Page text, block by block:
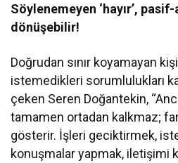
Söylenemeyen ‘hayır’,
dönüşebilir!
Doğrudan sınır koyamayan
istemedikleri sorumlulukları
çeken Seren Doğantekin,
tamamen ortadan kalkmaz;
gösterir. İşleri geciktirmek,
konuşmalar yapmak, iletişimi